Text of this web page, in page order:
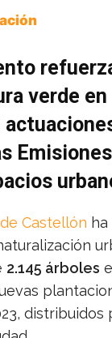
verde
Castellón
2.145 árboles
distribuidos